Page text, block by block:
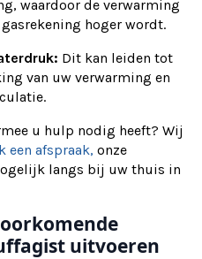
waardoor de verwarming
hoger wordt.
Dit kan leiden tot
van uw verwarming en
u hulp nodig heeft? Wij
een afspraak, onze
langs bij uw thuis in
uitvoeren